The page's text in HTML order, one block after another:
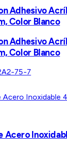
Adhesivo
Color Blanco
Adhesivo
Color Blanco
75-7
Acero